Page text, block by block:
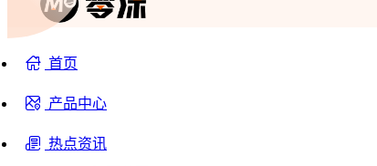
首页
产品中心
热点资讯